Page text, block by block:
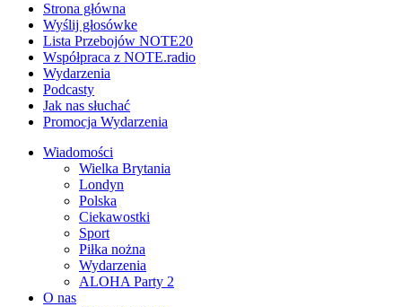
Strona główna
Wyślij głosówke
Lista Przebojów NOTE20
Współpraca z NOTE.radio
Wydarzenia
Podcasty
Jak nas słuchać
Promocja Wydarzenia
Wiadomości
Wielka Brytania
Londyn
Polska
Ciekawostki
Sport
Piłka nożna
Wydarzenia
ALOHA Party 2
O nas